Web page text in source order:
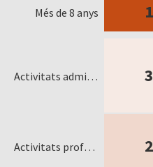
Més de 8 anys
Activitats administratives i serveis auxiliars
Activitats professionals, científiques i tècniques